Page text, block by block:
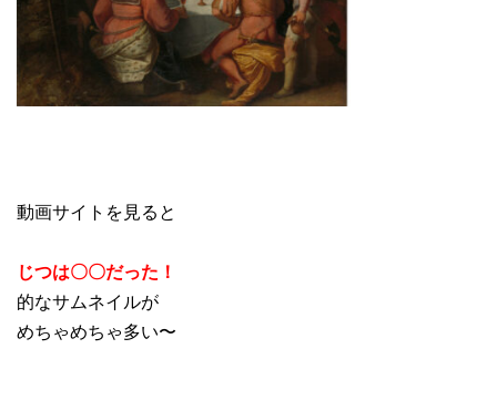
動画サイトを見ると
じつは〇〇だった！
的なサムネイルが
めちゃめちゃ多い〜